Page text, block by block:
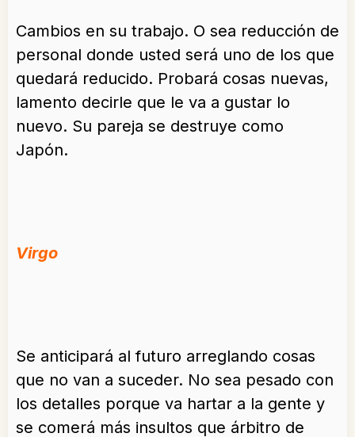
Cambios en su trabajo. O sea reducción de
personal donde usted será uno de los que
quedará reducido. Probará cosas nuevas,
lamento decirle que le va a gustar lo
nuevo. Su pareja se destruye como
Japón.
Virgo
Se anticipará al futuro arreglando cosas
que no van a suceder. No sea pesado con
los detalles porque va hartar a la gente y
se comerá más insultos que árbitro de